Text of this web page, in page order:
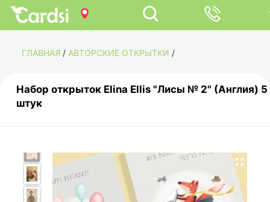
ГЛАВНАЯ / АВТОРСКИЕ ОТКРЫТКИ /
Набор открыток Elina Ellis "Лисы № 2" (Англия) 5
штук